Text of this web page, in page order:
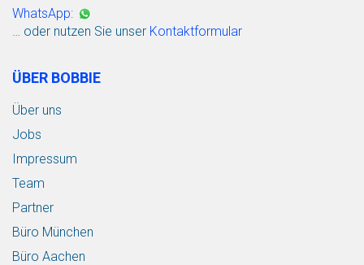
WhatsApp:
… oder nutzen Sie unser Kontaktformular
ÜBER BOBBIE
Über uns
Jobs
Impressum
Team
Partner
Büro München
Büro Aachen